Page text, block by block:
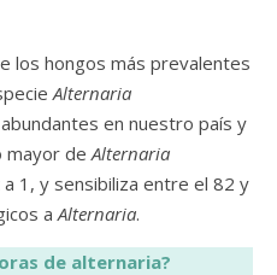
los hongos más prevalentes
Alternaria
en nuestro país y
mayor deAlternaria
1, y sensibiliza entre el 82 y
aAlternaria.
de alternaria?